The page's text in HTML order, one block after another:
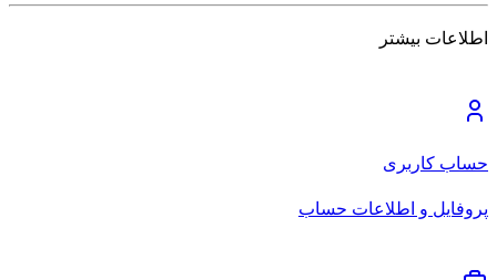
اطلاعات بیشتر
حساب کاربری
پروفایل و اطلاعات حساب